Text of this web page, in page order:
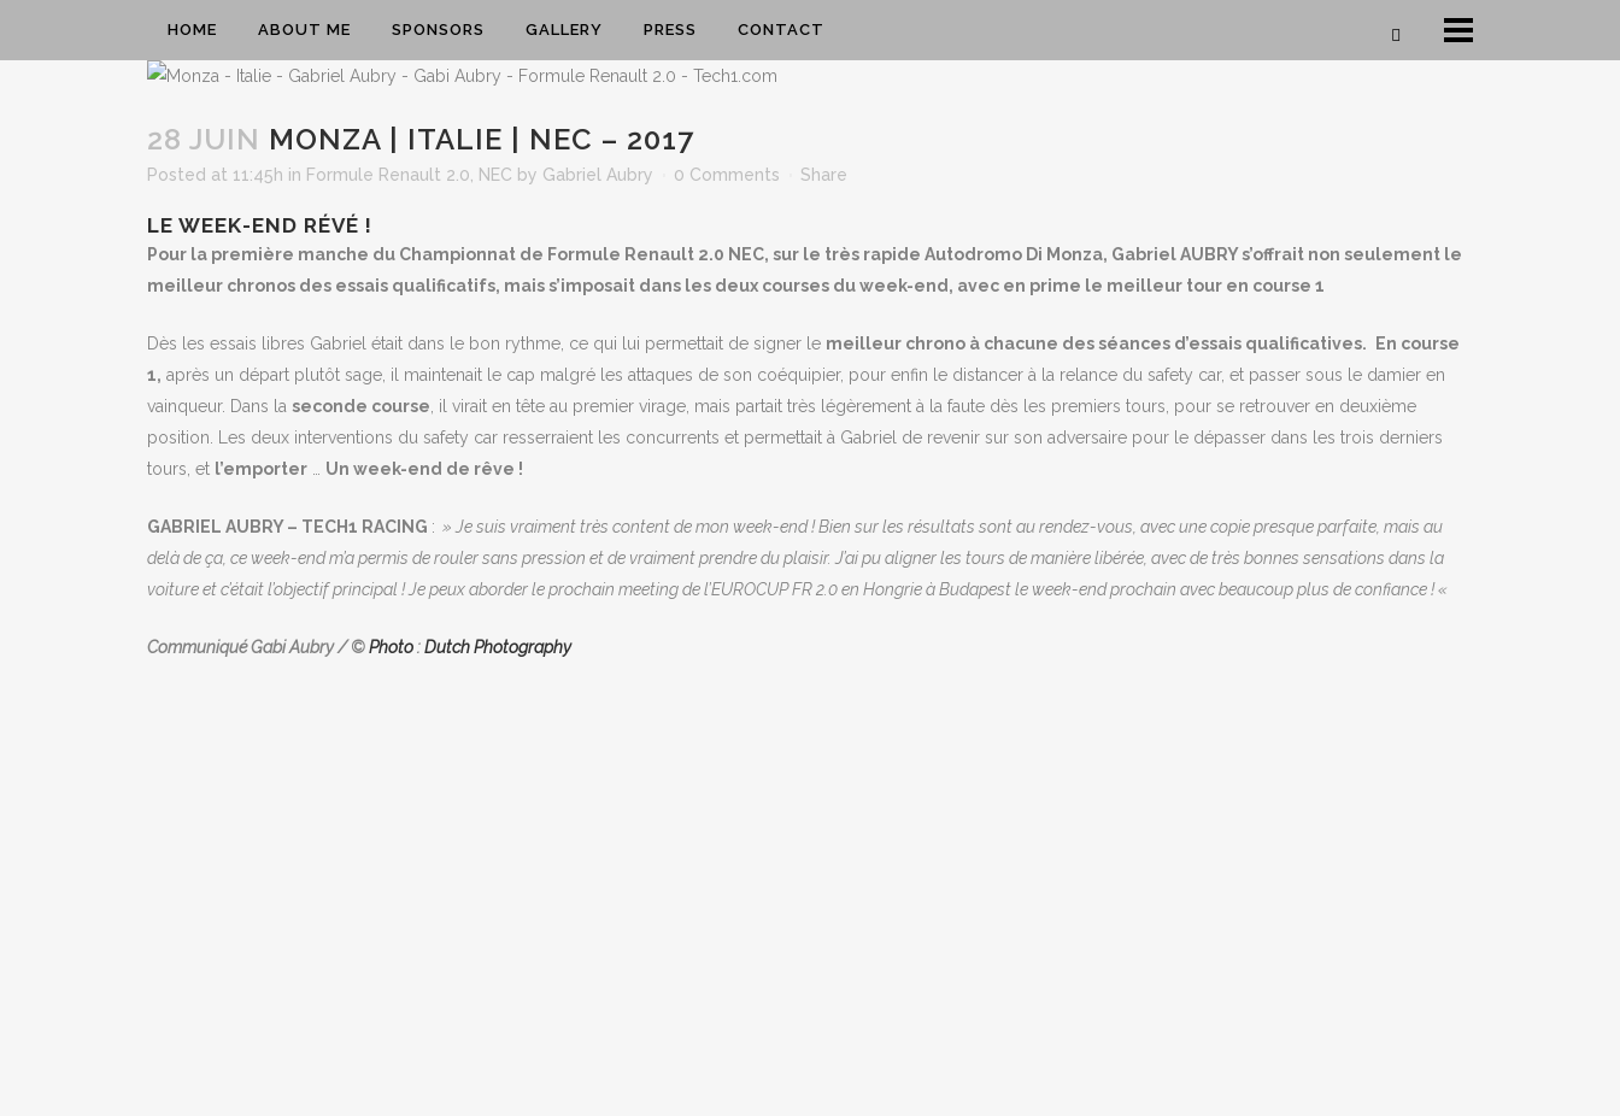
HOME ABOUT ME SPONSORS GALLERY PRESS CONTACT
28 JUIN MONZA | ITALIE | NEC – 2017
Posted at 11:45h in Formule Renault 2.0 NEC by Gabriel Aubry 0 Comments Share
LE WEEK-END RÉVÉ !
Pour la première manche du Championnat de Formule Renault 2.0 NEC, sur le très rapide Autodromo Di Monza, Gabriel AUBRY s’offrait non seulement le
meilleur chronos des essais qualificatifs, mais s’imposait dans les deux courses du week-end, avec en prime le meilleur tour en course 1
Dès les essais libres Gabriel était dans le bon rythme, ce qui lui permettait de signer le meilleur chrono à chacune des séances d’essais qualificatives.
En course
1, après un départ plutôt sage, il maintenait le cap malgré les attaques de son coéquipier, pour enfin le distancer à la relance du safety car, et passer sous le damier en
vainqueur. Dans la seconde course , il virait en tête au premier virage, mais partait très légèrement à la faute dès les premiers tours, pour se retrouver en deuxième
position. Les deux interventions du safety car resserraient les concurrents et permettait à Gabriel de revenir sur son adversaire pour le dépasser dans les trois derniers
tours, et l’emporter Un week-end de rêve !
GABRIEL AUBRY – TECH1 RACING : » Je suis vraiment très content de mon week-end ! Bien sur les résultats sont au rendez-vous, avec une copie presque parfaite, mais au
delà de ça, ce week-end m’a permis de rouler sans pression et de vraiment prendre du plaisir. J’ai pu aligner les tours de manière libérée, avec de très bonnes sensations dans la
voiture et c’était l’objectif principal ! Je peux aborder le prochain meeting de l’EUROCUP FR 2.0 en Hongrie à Budapest le week-end prochain avec beaucoup plus de confiance ! «
Communiqué Gabi Aubry / ©Photo:Dutch Photography